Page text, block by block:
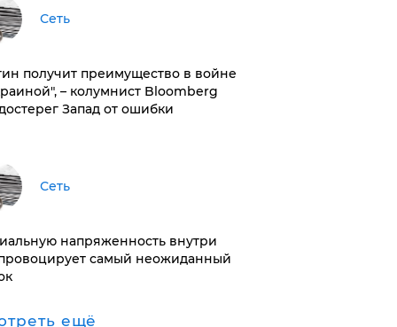
Сеть
получит преимущество в войне
– колумнист Bloomberg
Запад от ошибки
Сеть
напряженность внутри
самый неожиданный
ещё